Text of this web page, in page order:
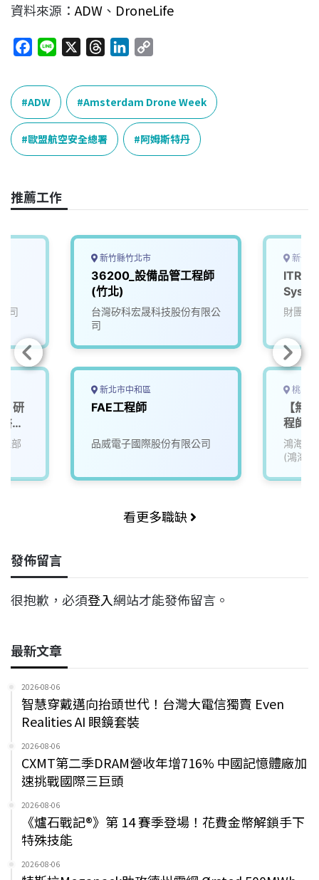
資料來源：ADW 、 DroneLife
c
e
b
o
o
e
r
e
a
d
s
n
k
e
d
I
p
y
L
i
n
ADW Amsterdam Drone Week
歐盟航空安全總署 阿姆斯特丹
推薦工作
司
研
療
部
新竹縣竹北市
36200_設備品管工程師
(竹北)
台灣矽科宏晟科技股份有限公
司
新北市中和區
FAE工程師
品威電子國際股份有限公司
新竹
財團法
桃園
【無
程師
鴻海精
(鴻海)
看更多職缺
發佈留言
很抱歉，必須登入網站才能發佈留言。
最新文章
2026-08-06
智慧穿戴邁向抬頭世代！台灣大電信獨賣 Even
Realities AI 眼鏡套裝
2026-08-06
CXMT第二季DRAM營收年增716% 中國記憶體廠加
速挑戰國際三巨頭
2026-08-06
《爐石戰記®》第 14 賽季登場！花費金幣解鎖手下
特殊技能
2026-08-06